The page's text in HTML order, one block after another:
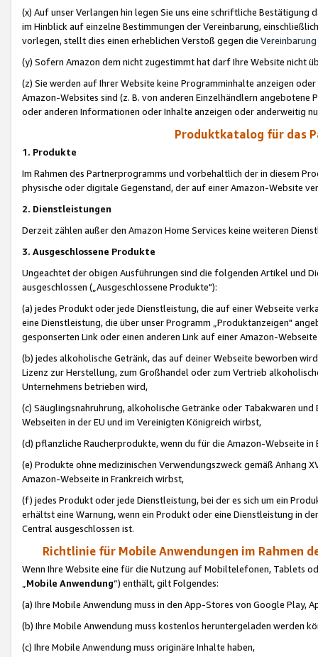
(x) Auf unser Verlangen hin legen Sie uns eine schriftliche
im Hinblick auf einzelne Bestimmungen der Vereinbarung,
vorlegen, stellt dies einen erheblichen Verstoß gegen die Vereinbarung
(y) Sofern Amazon dem nicht zugestimmt hat darf Ihre Website nicht
(z) Sie werden auf Ihrer Website keine Programminhalte anzeigen
Amazon-Websites sind (z. B. von anderen Einzelhändlern
oder anderen Informationen oder Inhalte anzeigen oder anderweitig
Produktkatalog für das
1. Produkte
Im Rahmen des Partnerprogramms und vorbehaltlich der in diesem
physische oder digitale Gegenstand, der auf einer Amazon-Website
2. Dienstleistungen
Derzeit zählen außer den Amazon Home Services keine weiteren
3. Ausgeschlossene Produkte
Ungeachtet der obigen Ausführungen sind die folgenden Artikel und
ausgeschlossen („Ausgeschlossene Produkte"):
(a) jedes Produkt oder jede Dienstleistung, die auf einer Webseite
eine Dienstleistung, die über unser Programm „Produktanzeigen"
gesponserten Link oder einen anderen Link auf einer Amazon-
(b) jedes alkoholische Getränk, das auf deiner Webseite beworben
Lizenz zur Herstellung, zum Großhandel oder zum Vertrieb
Unternehmens betrieben wird,
(c) Säuglingsnahruhrung, alkoholische Getränke oder Tabakwaren
Webseiten in der EU und im Vereinigten Königreich wirbst,
(d) pflanzliche Raucherprodukte, wenn du für die Amazon-Webseite in
(e) Produkte ohne medizinischen Verwendungszweck gemäß Anhang
Amazon-Webseite in Frankreich wirbst,
(f) jedes Produkt oder jede Dienstleistung, bei der es sich um ein
erhältst eine Warnung, wenn ein Produkt oder eine Dienstleistung in
Central ausgeschlossen ist.
Richtlinie für Mobile Anwendungen im Rahmen
Wenn Ihre Website eine für die Nutzung auf Mobiltelefonen, Tablets
„Mobile Anwendung“) enthält, gilt Folgendes:
(a) Ihre Mobile Anwendung muss in den App-Stores von Google Play,
(b) Ihre Mobile Anwendung muss kostenlos heruntergeladen werden
(c) Ihre Mobile Anwendung muss originäre Inhalte haben,